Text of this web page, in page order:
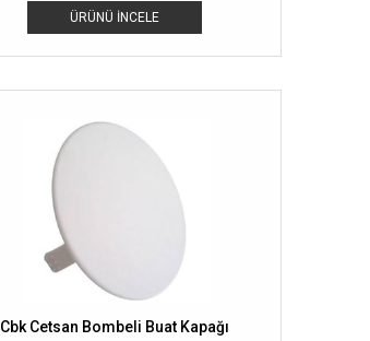
ÜRÜNÜ İNCELE
Cbk Cetsan Bombeli Buat Kapağı